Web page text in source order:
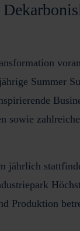
Summer
sowie
jährlich
Produktion